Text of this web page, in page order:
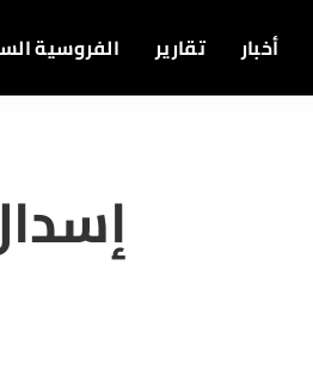
أخبار تقارير الفروسية